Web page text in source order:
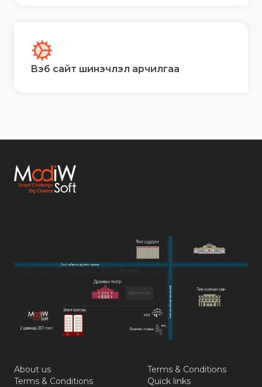
Вэб сайт шинэчлэл арчилгаа
About us
Terms & Conditions
Terms & Conditions
Quick links